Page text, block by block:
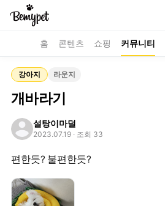
홈 콘텐츠 쇼핑 커뮤니티
강아지 라운지
개바라기
설탕이마덜
2023.07.19 · 조회 33
편한듯? 불편한듯?